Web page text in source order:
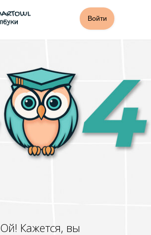
Войти
Ой! Кажется, вы